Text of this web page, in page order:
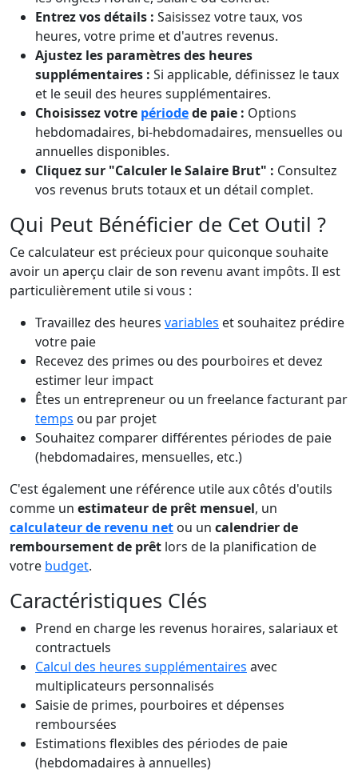
Entrez vos détails : Saisissez votre taux, vos
heures, votre prime et d'autres revenus.
Ajustez les paramètres des heures
supplémentaires : Si applicable, définissez le taux
et le seuil des heures supplémentaires.
Choisissez votre périodede paie : Options
hebdomadaires, bi-hebdomadaires, mensuelles ou
annuelles disponibles.
Cliquez sur "Calculer le Salaire Brut" : Consultez
vos revenus bruts totaux et un détail complet.
Qui Peut Bénéficier de Cet Outil ?
Ce calculateur est précieux pour quiconque souhaite
avoir un aperçu clair de son revenu avant impôts. Il est
particulièrement utile si vous :
Travaillez des heures variables et souhaitez prédire
votre paie
Recevez des primes ou des pourboires et devez
estimer leur impact
Êtes un entrepreneur ou un freelance facturant par
temps ou par projet
Souhaitez comparer différentes périodes de paie
(hebdomadaires, mensuelles, etc.)
C'est également une référence utile aux côtés d'outils
comme un estimateur de prêt mensuel, un
calculateur de revenu net ou un calendrier de
remboursement de prêt lors de la planification de
votre budget.
Caractéristiques Clés
Prend en charge les revenus horaires, salariaux et
contractuels
Calcul des heures supplémentaires avec
multiplicateurs personnalisés
Saisie de primes, pourboires et dépenses
remboursées
Estimations flexibles des périodes de paie
(hebdomadaires à annuelles)